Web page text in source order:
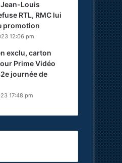
Louis
RTL, RMC lui
promotion
12:06 pm
exclu, carton
Prime Vidéo
journée de
17:48 pm